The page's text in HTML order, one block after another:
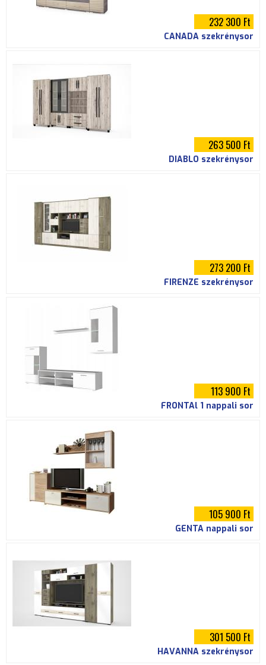
232 300 Ft
CANADA szekrénysor
263 500 Ft
DIABLO szekrénysor
273 200 Ft
FIRENZE szekrénysor
113 900 Ft
FRONTAl 1 nappali sor
105 900 Ft
GENTA nappali sor
301 500 Ft
HAVANNA szekrénysor